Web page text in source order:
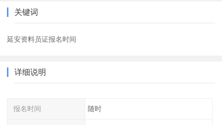
关键词
延安资料员证报名时间
详细说明
报名时间 随时